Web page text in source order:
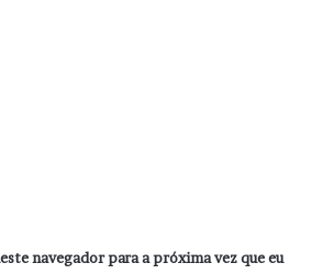
navegador para a próxima vez que eu